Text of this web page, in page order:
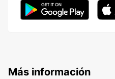
Más información